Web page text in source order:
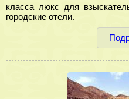
класса люкс для
городские отели.